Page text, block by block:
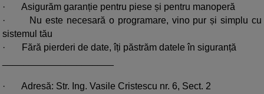
·
Asigurăm garanție pentru piese și pentru manoperă
·
Nu este necesară o programare, vino pur și simplu cu
sistemul tău
·
Fără pierderi de date, îți păstrăm datele în siguranță
·
Adresă: Str. Ing. Vasile Cristescu nr. 6, Sect. 2